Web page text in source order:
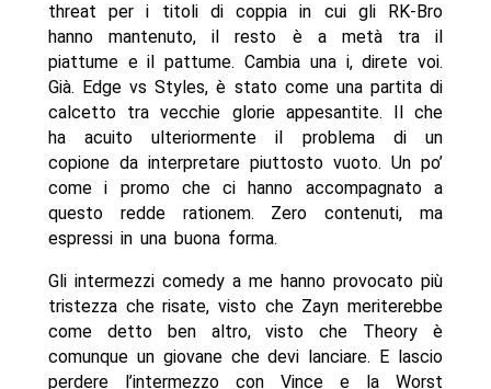
threat per i titoli di coppia in cui gli RK-Bro
hanno mantenuto, il resto è a metà tra il
piattume e il pattume. Cambia una i, direte voi.
Già. Edge vs Styles, è stato come una partita di
calcetto tra vecchie glorie appesantite. Il che
ha acuito ulteriormente il problema di un
copione da interpretare piuttosto vuoto. Un po’
come i promo che ci hanno accompagnato a
questo redde rationem. Zero contenuti, ma
espressi in una buona forma.
Gli intermezzi comedy a me hanno provocato più
tristezza che risate, visto che Zayn meriterebbe
come detto ben altro, visto che Theory è
comunque un giovane che devi lanciare. E lascio
perdere l’intermezzo con Vince e la Worst